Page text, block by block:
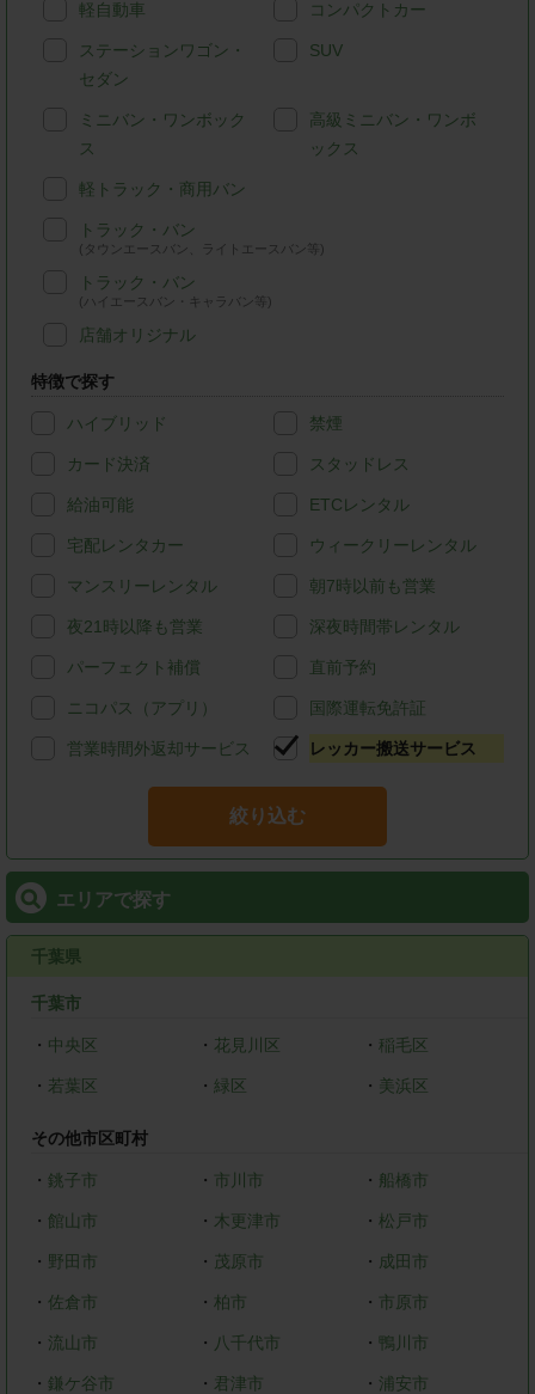
軽自動車 コンパクトカー
ステーションワゴン・
セダン
SUV
ミニバン・ワンボック
ス
高級ミニバン・ワンボ
ックス
軽トラック・商用バン
トラック・バン
(タウンエースバン、ライトエースバン等)
トラック・バン
(ハイエースバン・キャラバン等)
店舗オリジナル
特徴で探す
ハイブリッド 禁煙
カード決済 スタッドレス
給油可能 ETCレンタル
宅配レンタカー ウィークリーレンタル
マンスリーレンタル 朝7時以前も営業
夜21時以降も営業 深夜時間帯レンタル
パーフェクト補償 直前予約
ニコパス（アプリ） 国際運転免許証
営業時間外返却サービス レッカー搬送サービス
絞り込む
エリアで探す
千葉県
千葉市
・ 中央区 ・ 花見川区 ・稲毛区
・ 若葉区 ・ 緑区 ・ 美浜区
その他市区町村
・ 銚子市 ・ 市川市 ・ 船橋市
・ 館山市 ・ 木更津市 ・松戸市
・ 野田市 ・ 茂原市 ・ 成田市
・ 佐倉市 ・ 柏市 ・ 市原市
・ 流山市 ・ 八千代市 ・ 鴨川市
・ 鎌ケ谷市 ・ 君津市 ・ 浦安市